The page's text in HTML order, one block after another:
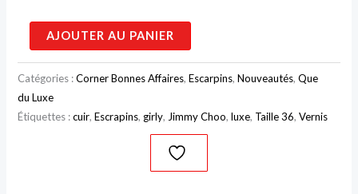
AJOUTER AU PANIER
Catégories :Corner Bonnes Affaires,Escarpins,Nouveautés,Que
du Luxe
Étiquettes :cuir,Escrapins, girly, Jimmy Choo,luxe, Taille 36,Vernis